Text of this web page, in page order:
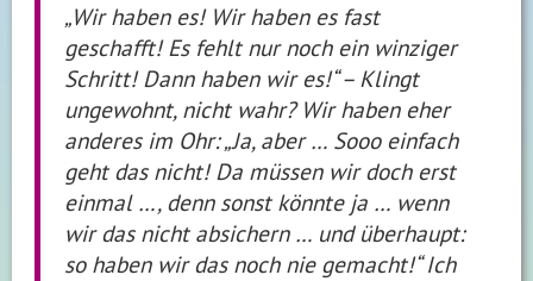
„Wir haben es! Wir haben es fast
geschafft! Es fehlt nur noch ein winziger
Schritt! Dann haben wir es!“ – Klingt
ungewohnt, nicht wahr? Wir haben eher
anderes im Ohr: „Ja, aber … Sooo einfach
geht das nicht! Da müssen wir doch erst
einmal …, denn sonst könnte ja … wenn
wir das nicht absichern … und überhaupt:
so haben wir das noch nie gemacht!“ Ich